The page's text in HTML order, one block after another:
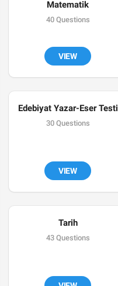
Matematik
40 Questions
VIEW
Edebiyat Yazar-Eser Testi
30 Questions
VIEW
Tarih
43 Questions